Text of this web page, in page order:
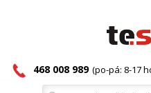
468 008 989 (po-pá: 8-17